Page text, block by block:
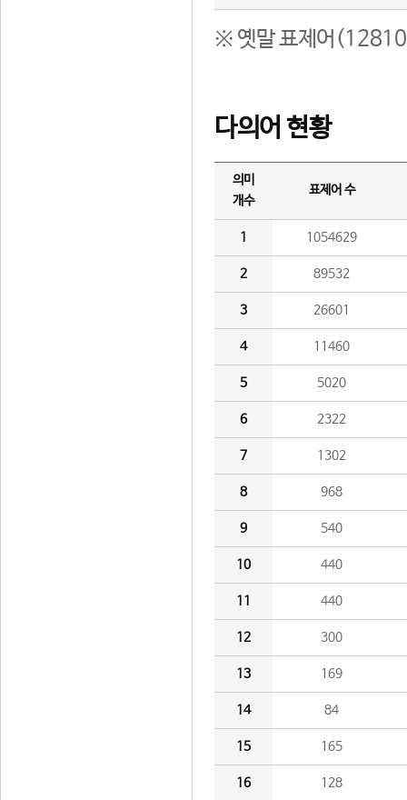
※ 옛말 표제어(12810
다의어 현황
의미
개수
표제어 수
1 1054629
2 89532
3 26601
4 11460
5 5020
6 2322
7 1302
8 968
9 540
10 440
11 440
12 300
13 169
14 84
15 165
16 128